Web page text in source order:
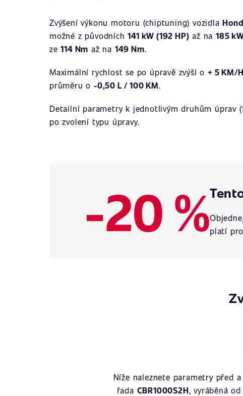
Zvýšení výkonu motoru (chiptuning) vozidla
možné z původních141 kW (192 HP) až na185
ze114 Nm až na 149 Nm.
Maximální rychlost se po úpravě zvýší o + 5 KM/H
průměru o-0,50 L / 100 KM.
Detailní parametry k jednotlivým druhům úprav
po zvolení typu úpravy.
-20 %platí
Níže naleznete parametry před
řada CBR1000S2H, vyráběná